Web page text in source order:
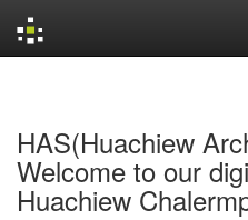
HAS(Huachiew
Welcome to our
Huachiew